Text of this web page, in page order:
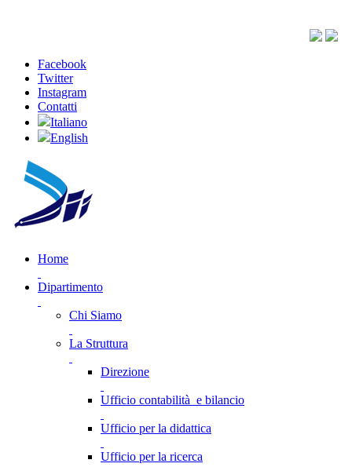
Facebook
Twitter
Instagram
Contatti
Italiano
English
Home
Dipartimento
Chi Siamo
La Struttura
Direzione
Ufficio contabilità e bilancio
Ufficio per la didattica
Ufficio per la ricerca